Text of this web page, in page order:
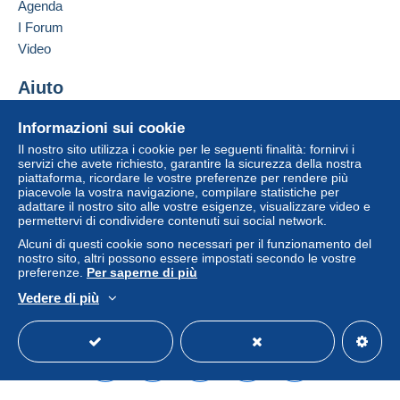
Se le Condizioni di vendita del venditore includono
clausole relative al pagamento, queste sono da
condizioni d'uso
dal ricevimento della richiesta di pagamento del
venditore.
Attention, les plis envoyés en courrier non recommandé
couvrant la valeur totale de vos achats (R1, R2 ou R3)
voyagent aux risques exclusifs de l'acheteur.
Tous les affranchissements sont des affranchissements
philatéliques. Si vous souhaitez un envoi de type
particulier (entier postal par exemple), n'hésitez pas à
Expédition uniquement en lettre suivie pour tout achat à
partir de 15,00 euros
FRAIS DE PORT EN COURRIER NORMAL (NON
Informazioni sui cookie
Il nostro sito utilizza i cookie per le seguenti finalità: fornirvi i
servizi che avete richiesto, garantire la sicurezza della nostra
piattaforma, ricordare le vostre preferenze per rendere più
piacevole la vostra navigazione, compilare statistiche per
adattare il nostro sito alle vostre esigenze, visualizzare video e
permettervi di condividere contenuti sui social network.
Alcuni di questi cookie sono necessari per il funzionamento del
nostro sito, altri possono essere impostati secondo le vostre
preferenze. Per saperne di più
Vedere di più
Agenda
I Forum
Video
Aiuto
Acquistare su Delcampe
Vendere su Delcampe
Un sito sicuro